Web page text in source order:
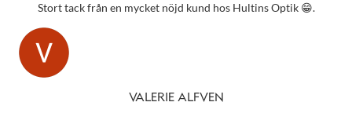
Stort tack från en mycket nöjd kund hos Hultins Optik 😁.
VALERIE ALFVEN